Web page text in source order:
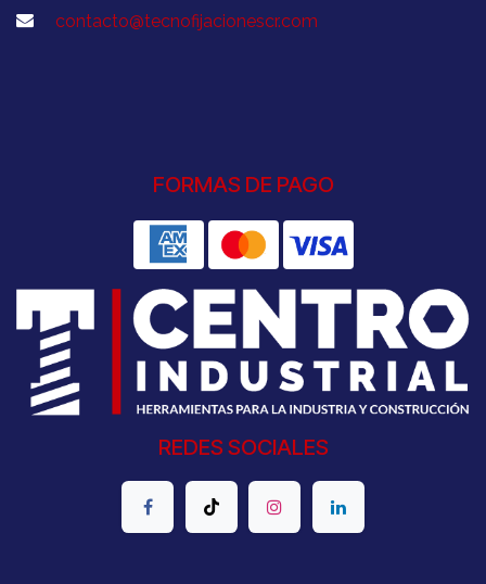
contacto@tecnofijacionescr.com
FORMAS DE PAGO
REDES SOCIALES